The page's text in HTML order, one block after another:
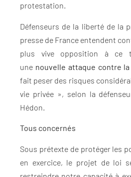
protestation.
Défenseurs de la liberté de la
presse de France entendent
plus vive opposition à ce
une nouvelle attaque contre
fait peser des risques
vie privée », selon la
Hédon.
Tous concernés
Sous prétexte de protéger les
en exercice, le projet de loi